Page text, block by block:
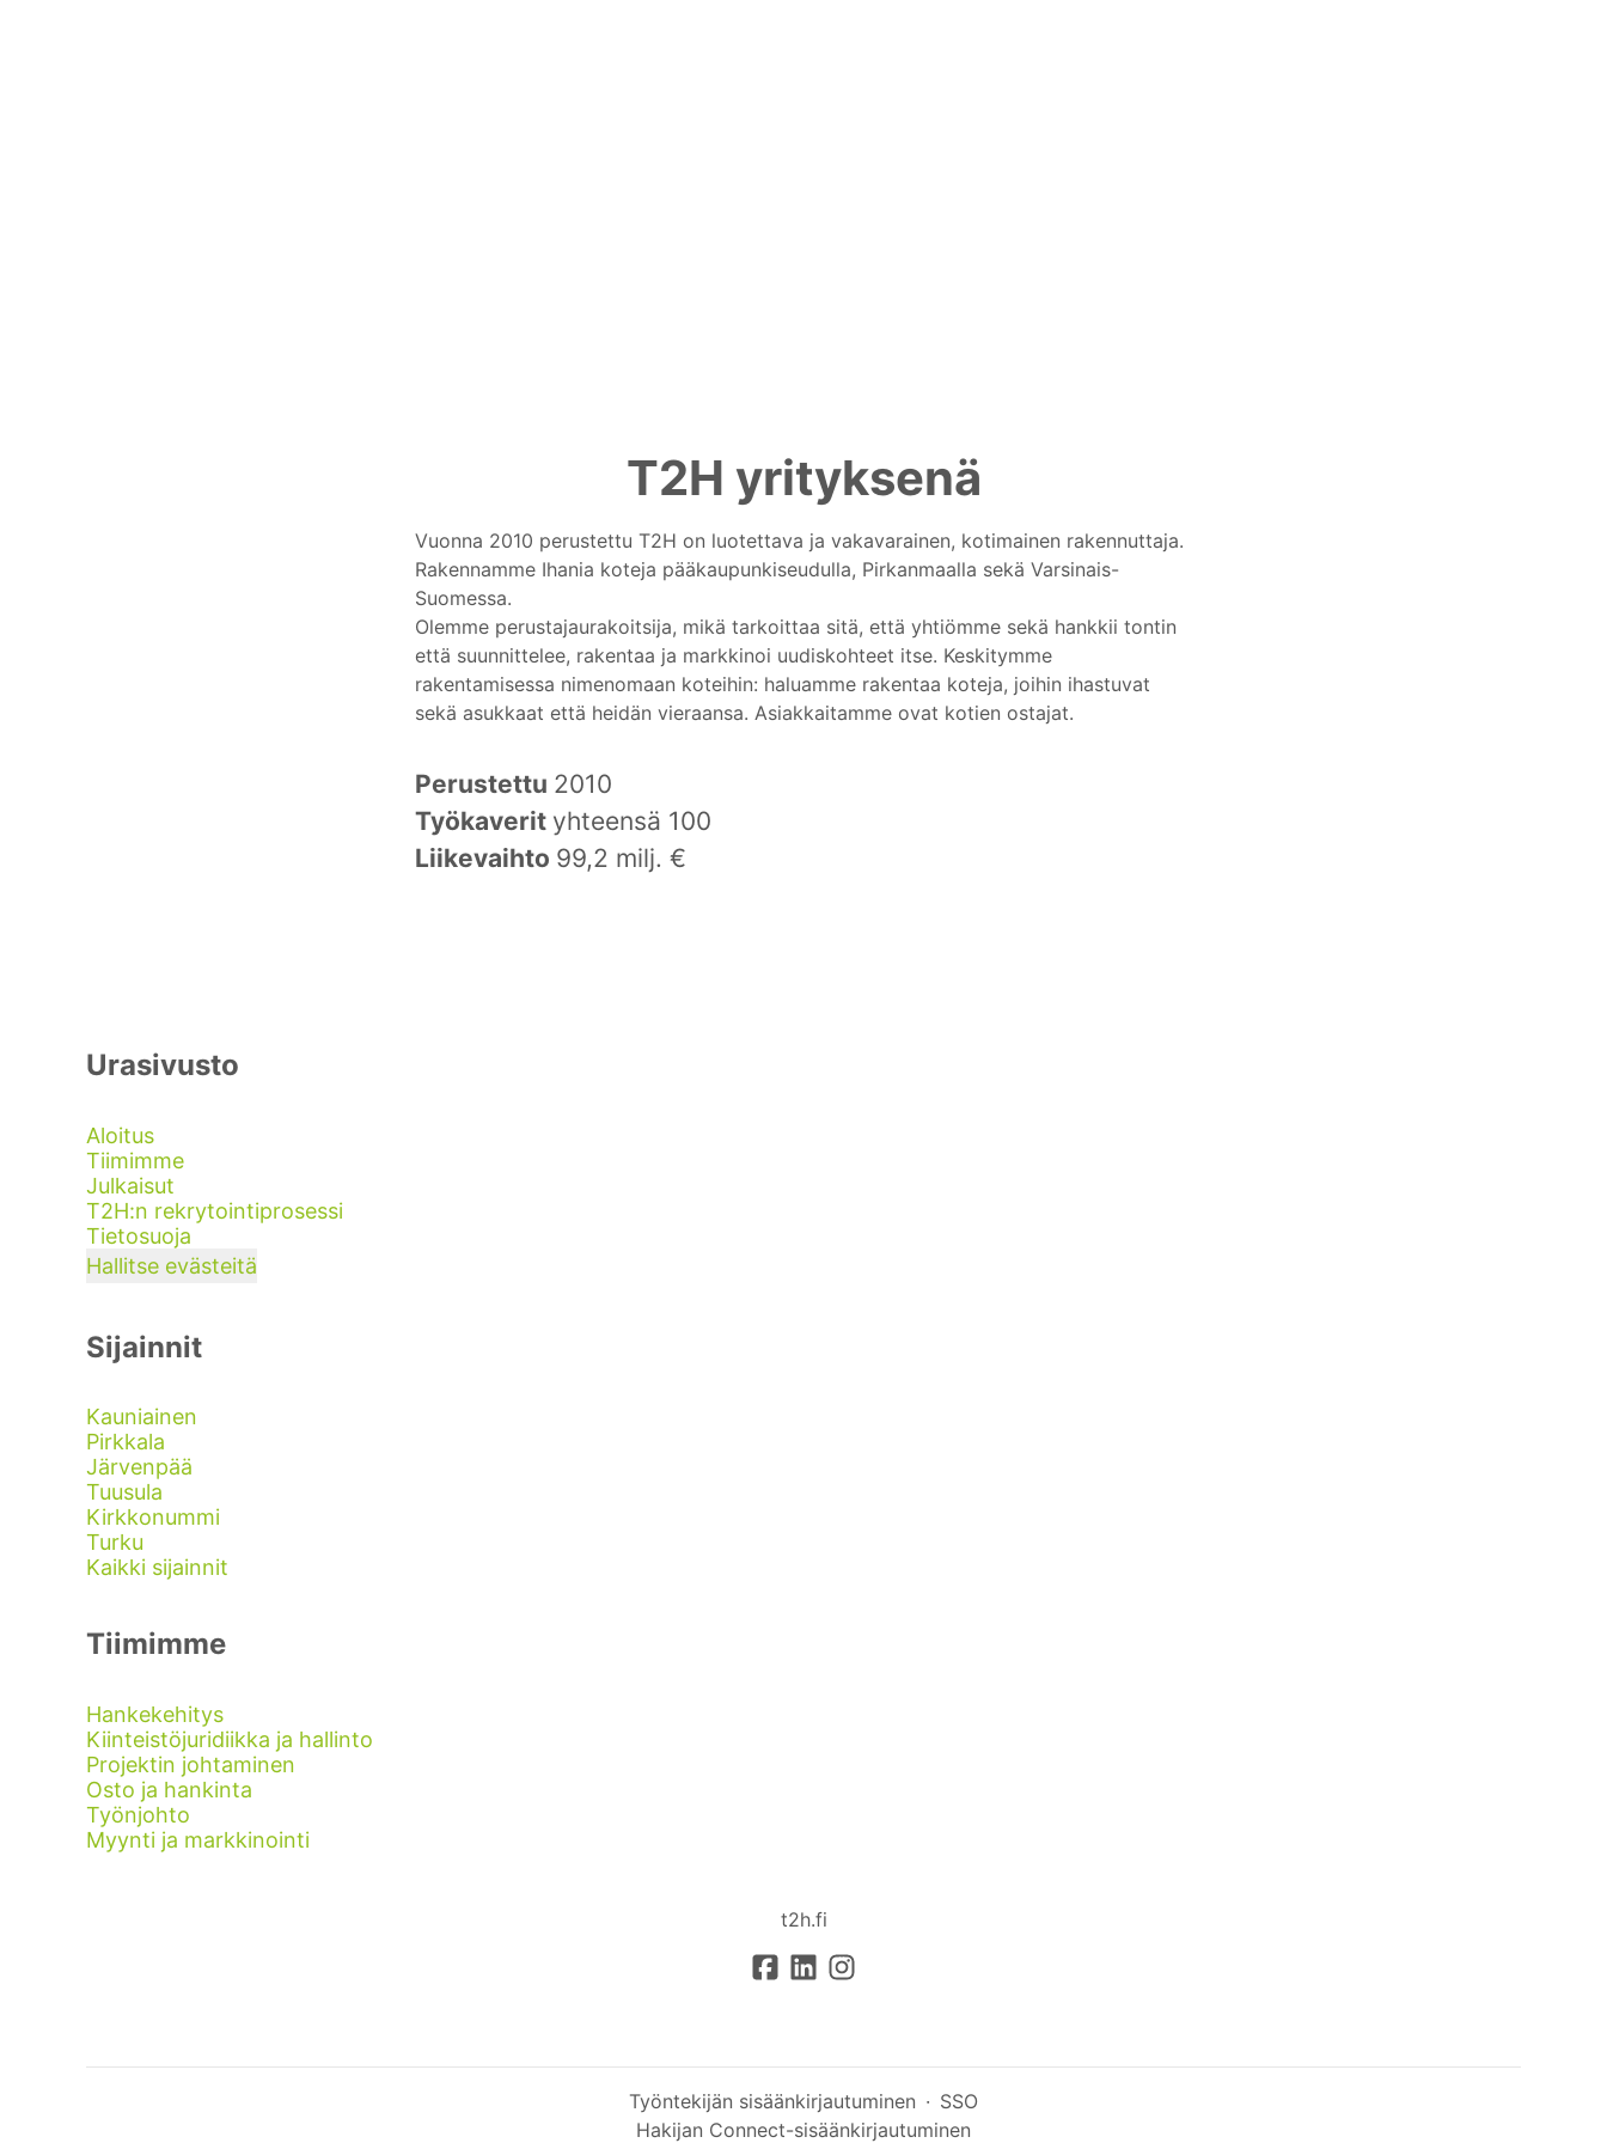
T2H yrityksenä
Vuonna 2010 perustettu T2H on luotettava ja vakavarainen, kotimainen rakennuttaja.
Rakennamme Ihania koteja pääkaupunkiseudulla, Pirkanmaalla sekä Varsinais-
Suomessa.
Olemme perustajaurakoitsija, mikä tarkoittaa sitä, että yhtiömme sekä hankkii tontin
että suunnittelee, rakentaa ja markkinoi uudiskohteet itse. Keskitymme
rakentamisessa nimenomaan koteihin: haluamme rakentaa koteja, joihin ihastuvat
sekä asukkaat että heidän vieraansa. Asiakkaitamme ovat kotien ostajat.
Perustettu 2010
Työkaverit yhteensä 100
Liikevaihto 99,2 milj. €
Urasivusto
Aloitus
Tiimimme
Julkaisut
T2H:n rekrytointiprosessi
Tietosuoja
Hallitse evästeitä
Sijainnit
Kauniainen
Pirkkala
Järvenpää
Tuusula
Kirkkonummi
Turku
Kaikki sijainnit
Tiimimme
Hankekehitys
Kiinteistöjuridiikka ja hallinto
Projektin johtaminen
Osto ja hankinta
Työnjohto
Myynti ja markkinointi
t2h.fi
Työntekijän sisäänkirjautuminen · SSO
Hakijan Connect-sisäänkirjautuminen